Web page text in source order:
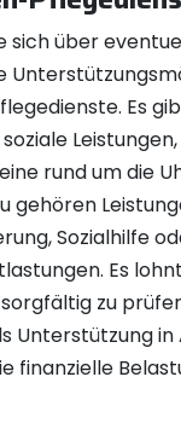
sich über
Es
rund um die
gehören
Sozialhilfe
Es
zu
Unterstützung in
finanzielle